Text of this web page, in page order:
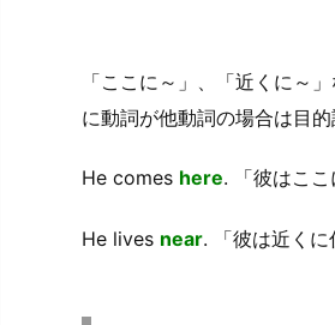
「ここに～」、「近くに～
に動詞が他動詞の場合は目
He comes here. 「彼はここ
He lives near. 「彼は近くに